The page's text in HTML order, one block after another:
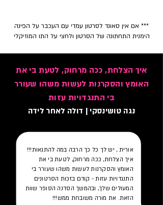
*** אם אין סאונד לסרטון עמדי עם העכבר על הפינה
הימנית התחתונה של הסרטון ולחצי על התו המוזיקלי
איך הצלחת, ככה מרחוק, לטעת בי את
האומץ והסקרנות לעשות משהו שעורר
בי התנגדויות עזות
נגה טושינסקי | דולה לאחר לידה
אורית , יש לך כל כך הרבה במה להתגאות!!!
איך הצלחת, ככה מרחוק, לטעת בי את
האומץ והסקרנות לעשות משהו שעורר בי
התנגדויות עזות - קודם בזכות הסרטונים
המעולים שלך, ובהמשך הסדנה הסופר שוות
הזאת. את מורה משובחת ממש!!!